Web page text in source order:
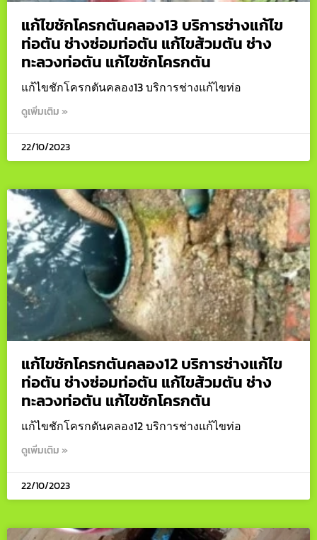
แก้ไขชักโครกตันคลอง13 บริการช่างแก้ไข
ท่อตัน ช่างซ่อมท่อตัน แก้ไขส้วมตัน ช่าง
ทะลวงท่อตัน แก้ไขชักโครกตัน
แก้ไขชักโครกตันคลอง13 บริการช่างแก้ไขท่อ
ดูเพิ่มเติม »
22/10/2023
แก้ไขชักโครกตันคลอง12 บริการช่างแก้ไข
ท่อตัน ช่างซ่อมท่อตัน แก้ไขส้วมตัน ช่าง
ทะลวงท่อตัน แก้ไขชักโครกตัน
แก้ไขชักโครกตันคลอง12 บริการช่างแก้ไขท่อ
ดูเพิ่มเติม »
22/10/2023